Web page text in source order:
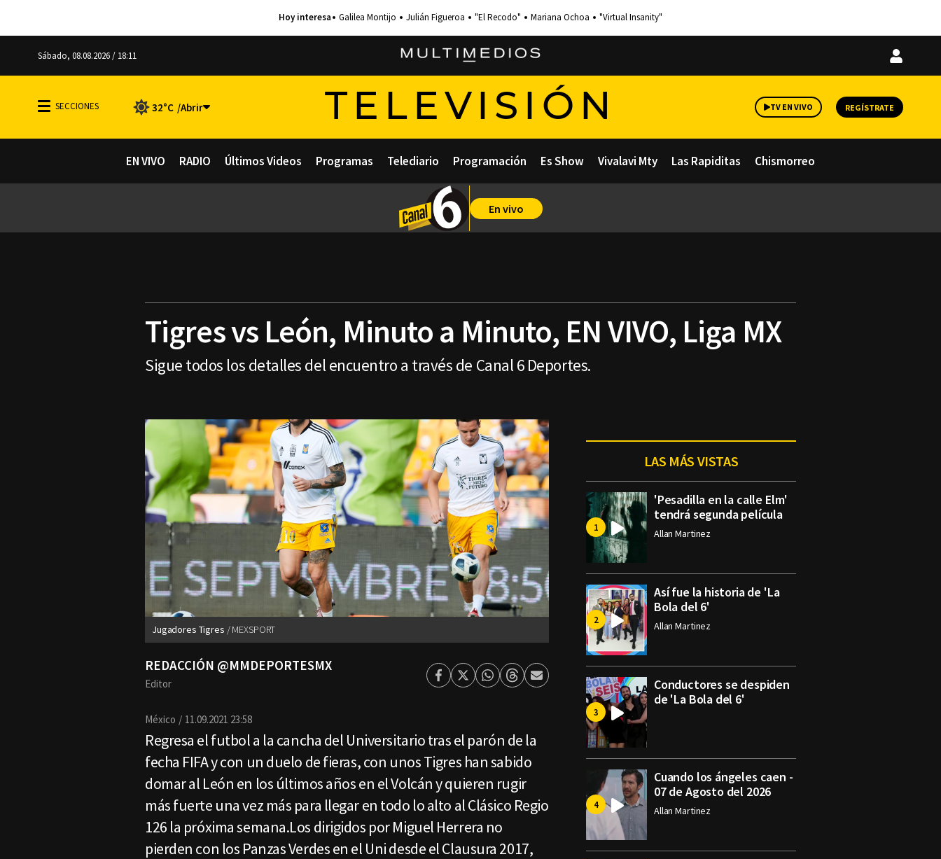
Galilea Montijo Julián Figueroa "El Recodo" Mariana Ochoa "Virtual Insanity"
Sábado, 08.08.2026 / 18:11
Iniciar
32°C TELEVISIÓN TV EN VIVO REGÍSTRATE
EN VIVO RADIO Últimos Videos Programas Telediario Programación Es Show Vivalavi Mty Las Rapiditas Chismorreo
En vivo
Tigres vs León, Minuto a Minuto, EN VIVO, Liga MX
Sigue todos los detalles del encuentro a través de Canal 6 Deportes.
Jugadores Tigres MEXSPORT
REDACCIÓN @MMDEPORTESMX
Editor Facebook
TwitterWhatsapp
ThreadsEnviar
México 11.09.2021 23:58
Regresa el futbol a la cancha del Universitario tras el parón de la
fecha FIFA y con un duelo de fieras, con unos Tigres han sabido
domar al León en los últimos años en el Volcán y quieren rugir
más fuerte una vez más para llegar en todo lo alto al Clásico Regio
126 la próxima semana.Los dirigidos por Miguel Herrera no
pierden con los Panzas Verdes en el Uni desde el Clausura 2017,
LAS MÁS VISTAS
'Pesadilla en la calle Elm'
tendrá segunda película
Allan Martinez
Así fue la historia de 'La
Bola del 6'
Allan Martinez
Conductores se despiden
de 'La Bola del 6'
Cuando los ángeles caen -
07 de Agosto del 2026
Allan Martinez